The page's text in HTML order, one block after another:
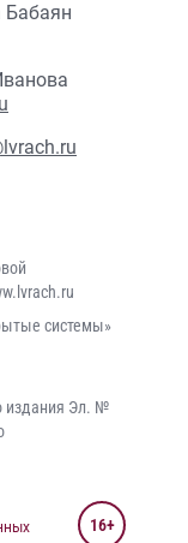
Бабаян
системы»
издания Эл. №
16+